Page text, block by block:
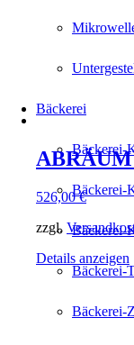
Bäckerei
Bäckerei-
Bäckerei-
Bäckerei-
Bäckerei-
Bäckerei-
526,00€
zzgl.
Details anzeigen